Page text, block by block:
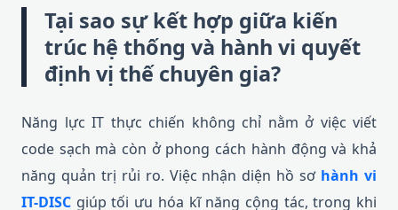
Tại sao sự kết hợp giữa kiến
trúc hệ thống và hành vi quyết
định vị thế chuyên gia?
Năng lực IT thực chiến không chỉ nằm ở việc viết
code sạch mà còn ở phong cách hành động và khả
năng quản trị rủi ro. Việc nhận diện hồ sơ hành vi
IT-DISC giúp tối ưu hóa kĩ năng cộng tác, trong khi